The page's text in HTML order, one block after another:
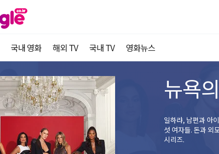
국내 영화 해외 TV 국내 TV 영화뉴스
뉴욕
일하랴, 남편과 아
섯 여자들. 돈과 외
시리즈.